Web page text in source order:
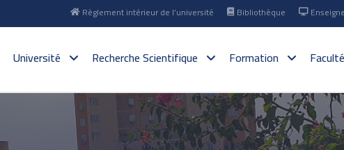
Règlement intérieur de l’université Bibliothèque
Université Recherche Scientifique Formation